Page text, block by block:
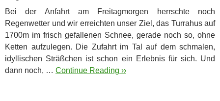
Bei der Anfahrt am Freitagmorgen herrschte noch
Regenwetter und wir erreichten unser Ziel, das Turrahus auf
1700m im frisch gefallenen Schnee, gerade noch so, ohne
Ketten aufzulegen. Die Zufahrt im Tal auf dem schmalen,
idyllischen Sträßchen ist schon ein Erlebnis für sich. Und
dann noch, … Continue Reading ››